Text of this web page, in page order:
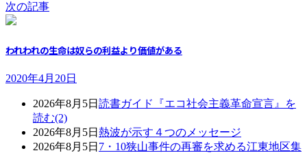
次の記事
われわれの生命は奴らの利益より価値がある
2020年4月20日
2026年8月5日 読書ガイド『エコ社会主義革命宣言』を
読む(2)
2026年8月5日 熱波が示す４つのメッセージ
2026年8月5日 7・10狭山事件の再審を求める江東地区集